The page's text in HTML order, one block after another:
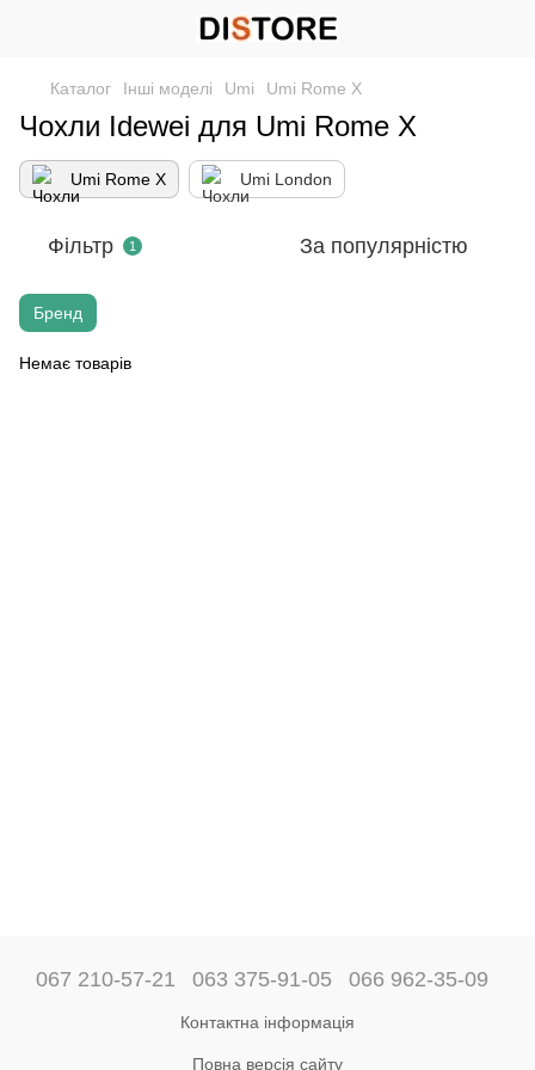
Каталог Інші моделі Umi Umi Rome X
Чохли Idewei для Umi Rome X
Umi Rome X Umi London
Фільтр 1 За популярністю
Бренд
Немає товарів
067 210-57-21 063 375-91-05 066 962-35-09
Контактна інформація
Повна версія сайту